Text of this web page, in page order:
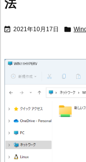
法
 2021年10月17日 